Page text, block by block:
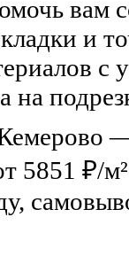
вам
и
с
на
5851 ₽/